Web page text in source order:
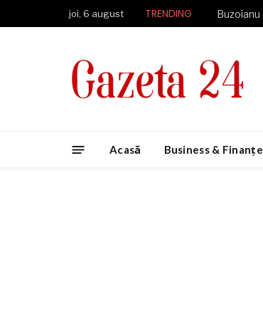
joi, 6 august TRENDING
Acasă Business & Finanțe